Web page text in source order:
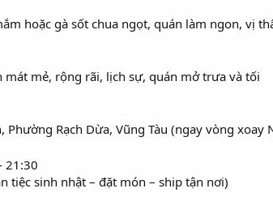
hoặc gà sốt chua ngọt, quán làm ngon, vị
mát mẻ, rộng rãi, lịch sự, quán mở trưa và tối
Rạch Dừa, Vũng Tàu (ngay vòng xoay
21:30
sinh nhật – đặt món – ship tận nơi)